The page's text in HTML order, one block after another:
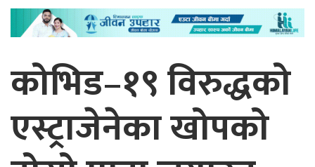
कोभिड–१९ विरुद्धको
एस्ट्राजेनेका खोपको